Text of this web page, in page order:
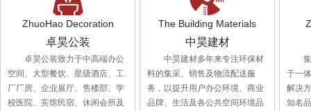
ZhuoHao Decoration
卓昊公装
卓昊公装致力于中高端办公
空间、大型餐饮、星级酒店、工
厂厂房、企业展厅、售楼部、学
校医院、宾馆民宿、休闲会所及
The Building Materials
中昊建材
中昊建材多年来专注环保材
料的集采、销售及物流配送服
务，以提升用户办公环境、商业
品牌、生活及各公共空间环境品
于一
解决
知名